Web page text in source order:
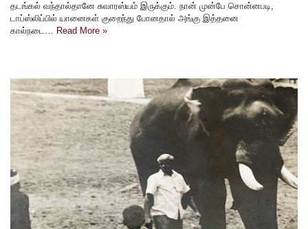
தடங்கல் வந்தால்தானே சுவாரஸ்யம் இருக்கும். நான் முன்பே சொன்னபடி,
டாப்ஸ்லிப்பில் யானைகள் குறைந்து போனதால் அங்கு இத்தனை
கால்நடை… Read More »